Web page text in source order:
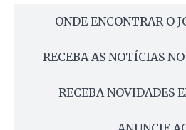
ONDE ENCONTRAR O
RECEBA AS NOTÍCIAS
RECEBA NOVIDADES